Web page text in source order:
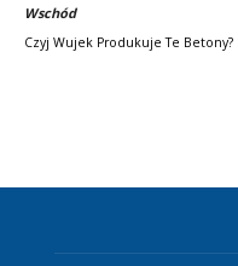
Wschód
Czyj Wujek Produkuje Te Betony?